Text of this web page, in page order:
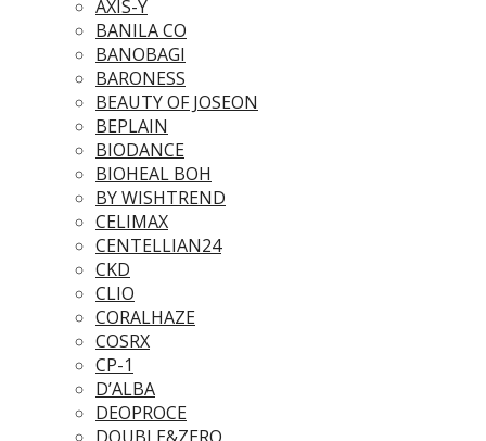
AXIS-Y
BANILA CO
BANOBAGI
BARONESS
BEAUTY OF JOSEON
BEPLAIN
BIODANCE
BIOHEAL BOH
BY WISHTREND
CELIMAX
CENTELLIAN24
CKD
CLIO
CORALHAZE
COSRX
CP-1
D’ALBA
DEOPROCE